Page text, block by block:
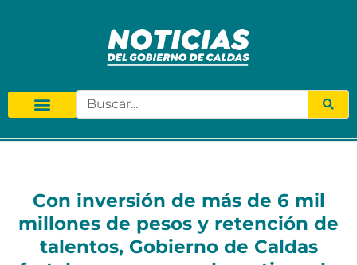
Con inversión de más de 6 mil
millones de pesos y retención de
talentos, Gobierno de Caldas